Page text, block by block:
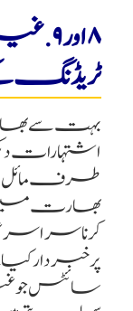
۸ اور
بہت سے
اشتہارات
طرف مائل
بھارت میں
کرنا سراسر
پر خبردار
سائٹس جو